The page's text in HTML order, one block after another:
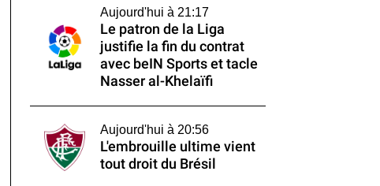
Aujourd'hui à 21:17
Le patron de la Liga
justifie la fin du contrat
avec beIN Sports et tacle
Nasser al-Khelaïfi
Aujourd'hui à 20:56
L'embrouille ultime vient
tout droit du Brésil